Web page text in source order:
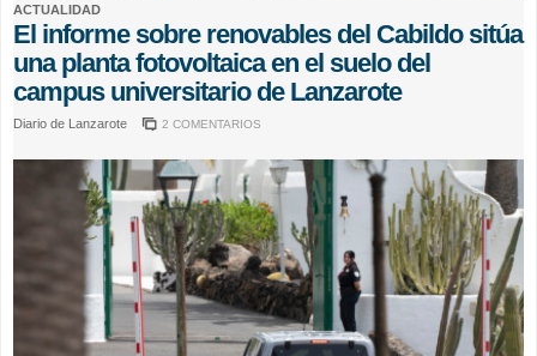
ACTUALIDAD
El informe sobre renovables del Cabildo sitúa
una planta fotovoltaica en el suelo del
campus universitario de Lanzarote
Diario de Lanzarote 2 COMENTARIOS